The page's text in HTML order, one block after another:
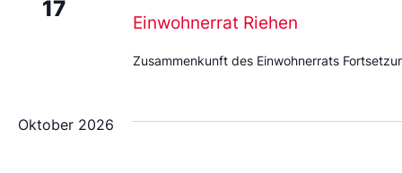
17
Einwohnerrat Riehen
Zusammenkunft des Einwohnerrats
Oktober 2026